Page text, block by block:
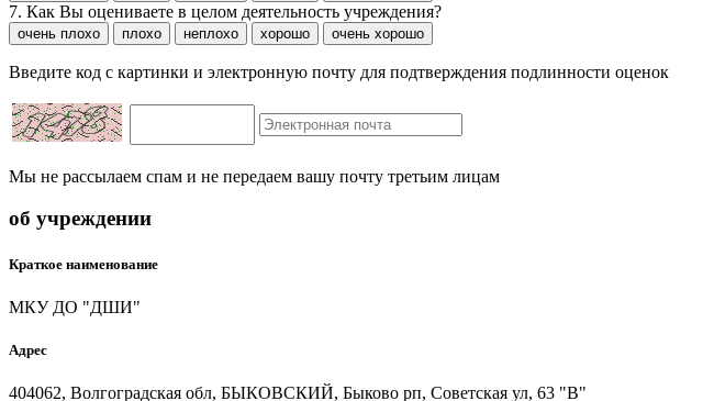
7. Как Вы оцениваете в целом деятельность учреждения?
очень плохо плохо неплохо хорошо очень хорошо
Введите код с картинки и электронную почту для подтверждения подлинности оценок
Мы не рассылаем спам и не передаем вашу почту третьим лицам
об учреждении
Краткое наименование
МКУ ДО "ДШИ"
Адрес
404062, Волгоградская обл, БЫКОВСКИЙ, Быково рп, Советская ул, 63 "В"